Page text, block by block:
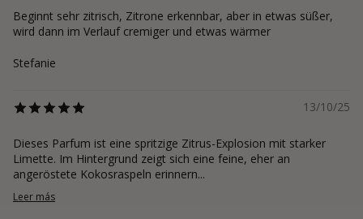
Beginnt sehr zitrisch, Zitrone erkennbar, aber in etwas süßer,
wird dann im Verlauf cremiger und etwas wärmer
Stefanie
13/10/25
Dieses Parfum ist eine spritzige Zitrus-Explosion mit starker
Limette. Im Hintergrund zeigt sich eine feine, eher an
angeröstete Kokosraspeln erinnern...
Leer más